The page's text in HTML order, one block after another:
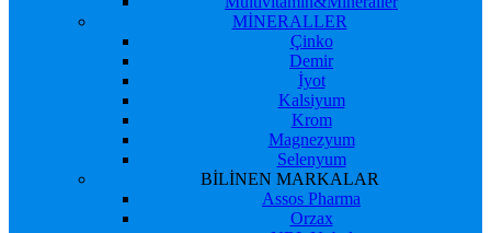
MİNERALLER
Çinko
Demir
İyot
Kalsiyum
Krom
Magnezyum
Selenyum
BİLİNEN MARKALAR
Assos Pharma
Orzax